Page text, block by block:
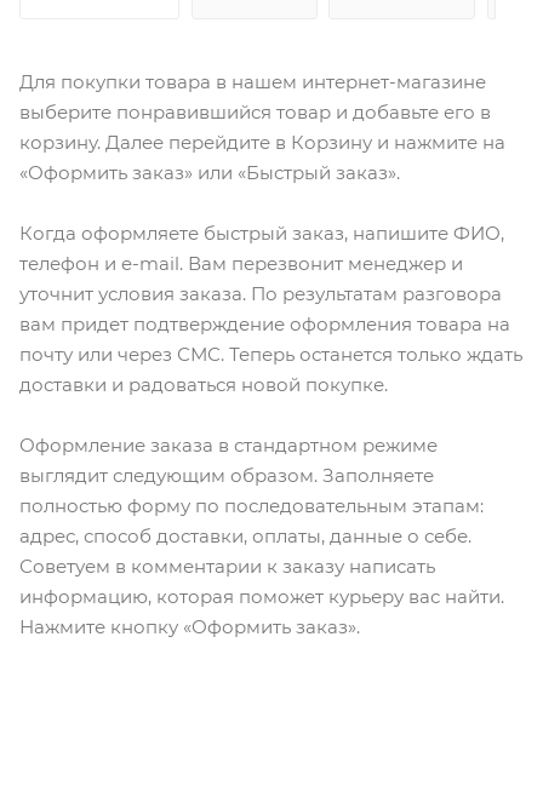
Для покупки товара в нашем интернет-магазине
выберите понравившийся товар и добавьте его в
корзину. Далее перейдите в Корзину и нажмите на
«Оформить заказ» или «Быстрый заказ».
Когда оформляете быстрый заказ, напишите ФИО,
телефон и e-mail. Вам перезвонит менеджер и
уточнит условия заказа. По результатам разговора
вам придет подтверждение оформления товара на
почту или через СМС. Теперь останется только ждать
доставки и радоваться новой покупке.
Оформление заказа в стандартном режиме
выглядит следующим образом. Заполняете
полностью форму по последовательным этапам:
адрес, способ доставки, оплаты, данные о себе.
Советуем в комментарии к заказу написать
информацию, которая поможет курьеру вас найти.
Нажмите кнопку «Оформить заказ».